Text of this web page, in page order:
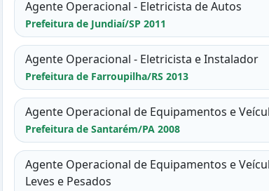
Agente Operacional - Eletricista de Autos
Prefeitura de Jundiaí/SP 2011
Agente Operacional - Eletricista e Instalador
Prefeitura de Farroupilha/RS 2013
Agente Operacional de Equipamentos e
Prefeitura de Santarém/PA 2008
Agente Operacional de Equipamentos e
Leves e Pesados